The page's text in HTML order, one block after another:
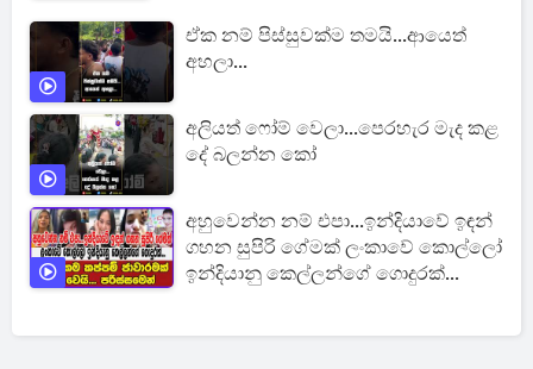
ඒක නම් පිස්සුවක්ම තමයි...ආයෙත්
අහලා...
අලියත් ෆෝම් වෙලා...පෙරහැර මැද කළ
දේ බලන්න කෝ
අහුවෙන්න නම් එපා...ඉන්දියාවේ ඉඳන්
ගහන සුපිරි ගේමක් ලංකාවේ කොල්ලෝ
ඉන්දියානු කෙල්ලන්ගේ ගොදුරක්...